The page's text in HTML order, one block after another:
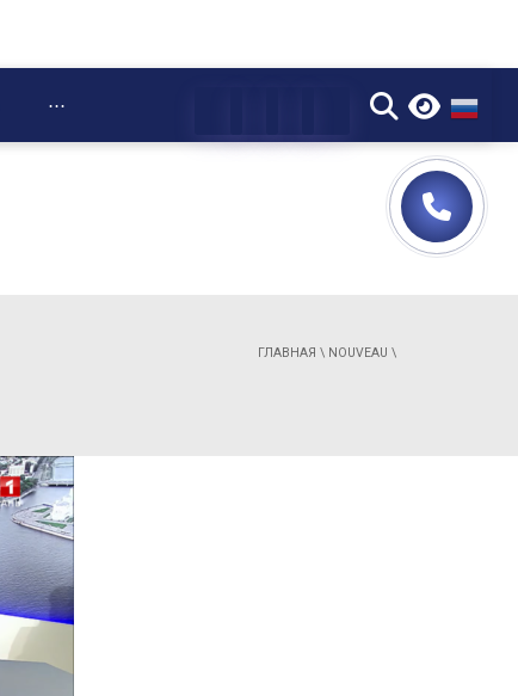
⋯ ▼
ГЛАВНАЯ \ NOUVEAU \